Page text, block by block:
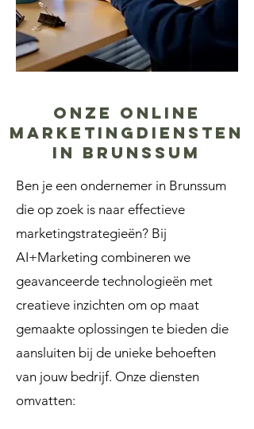
Onze online
marketingdiensten
in Brunssum
Ben je een ondernemer in Brunssum
die op zoek is naar effectieve
marketingstrategieën? Bij
AI+Marketing combineren we
geavanceerde technologieën met
creatieve inzichten om op maat
gemaakte oplossingen te bieden die
aansluiten bij de unieke behoeften
van jouw bedrijf. Onze diensten
omvatten: